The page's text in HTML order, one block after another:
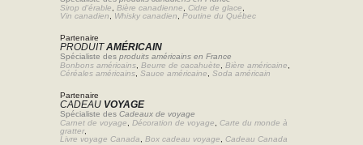
Sirop d'érable
Bière canadienne Cidre de glace
Vin canadien
Whisky canadien Poutine du Québec
Partenaire
PRODUITAMÉRICAIN
Spécialiste des produits américains en France
Bonbons américains Beurre de cacahuète Bière américaine
Céréales américains Sauce américaine Soda américain
Partenaire
CADEAU VOYAGE
Spécialiste des Cadeaux de voyage
Carnet de voyage
Décoration de voyage
Carte du monde à
gratter,
Livre voyage Canada
Box cadeau voyage Cadeau Canada